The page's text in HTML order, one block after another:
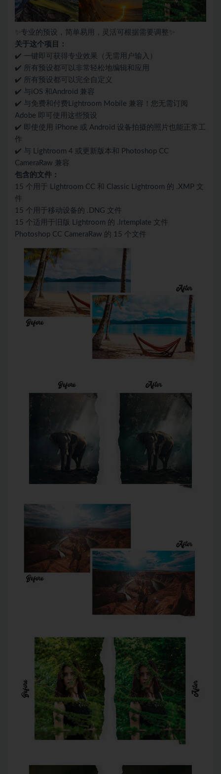
✨专业的预设，简单易用，灵活可根据需要调整✨
关于这个项目：
✔️ 一键即可获得专业效果（无需用户输入）
✔️ 所有预设都可以非常轻松地编辑和应用
✔️ 所有预设都可以完全自定义
✔️ 与iOS 和Android 兼容
✔️ 与免费和付费Lightroom Mobile 兼容！您无需订阅
Adobe 即可使用这些预设
✔️ 即使使用 iPhone 或 Android 设备拍摄的照片也能正常工
作
✔️ 与 Lightroom 4 或更新版本和 Photoshop CC
CameraRaw 兼容
包含的文件：
15 个用于 Lightroom CC 和 Classic Lightroom 的 .XMP 文
件
15 个用于移动设备的 .DNG 文件
15 个适用于旧版 Lightroom 的 .lrtemplate 文件
Photoshop CC CameraRaw 的 15 个文件